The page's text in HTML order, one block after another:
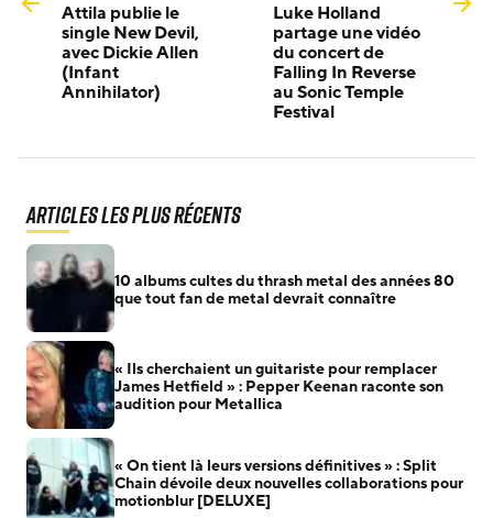
Attila publie le
single New Devil,
avec Dickie Allen
(Infant
Annihilator)
Luke Holland
partage une vidéo
du concert de
Falling In Reverse
au Sonic Temple
Festival
Articles les plus récents
10 albums cultes du thrash metal des années 80
que tout fan de metal devrait connaître
« Ils cherchaient un guitariste pour remplacer
James Hetfield » : Pepper Keenan raconte son
audition pour Metallica
« On tient là leurs versions définitives » : Split
Chain dévoile deux nouvelles collaborations pour
motionblur [DELUXE]